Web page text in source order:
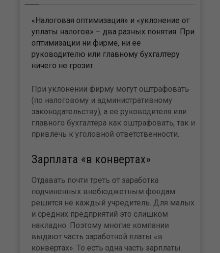
«Налоговая оптимизация» и «уклонение от
уплаты налогов» – два разных понятия. При
оптимизации ни фирме, ни ее
руководителю или главному бухгалтеру
ничего не грозит.
При уклонении фирму могут оштрафовать
(по нало­говому и административному
законодательству), а ее ру­ководителя или
главного бухгалтера как оштрафовать, так и
привлечь к уголовной ответственности.
Зарплата «в конвертах»
Отдавать почти треть от заработка
подчиненных вне­бюджетным фондам
решится не каждый учредитель. Для малых
и средних предприятий это слишком
накладно. По­этому многие компании
выдают часть заработной платы «в
конвертах». То есть одна часть зарплаты